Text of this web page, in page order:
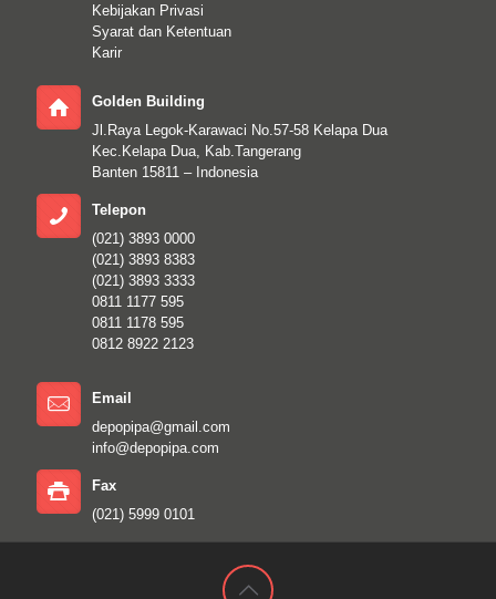
Kebijakan Privasi
Syarat dan Ketentuan
Karir
Golden Building
Jl.Raya Legok-Karawaci No.57-58 Kelapa Dua
Kec.Kelapa Dua, Kab.Tangerang
Banten 15811 – Indonesia
Telepon
(021) 3893 0000
(021) 3893 8383
(021) 3893 3333
0811 1177 595
0811 1178 595
0812 8922 2123
Email
depopipa@gmail.com
info@depopipa.com
Fax
(021) 5999 0101